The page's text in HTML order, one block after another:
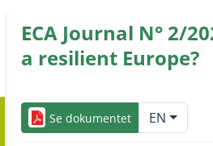
ECA Journal N° 2/
a resilient Europe?
Se dokumentet
EN